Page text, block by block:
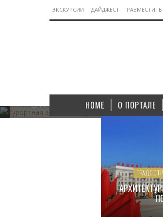
ЭКСКУРСИИ ДАЙДЖЕСТ
HOME О ПОРТАЛЕ
05.11.2022
СТАЛИНЕ
23.07.2022